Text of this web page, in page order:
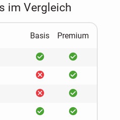
im Vergleich
Basis Premium
ja ja
nein ja
nein ja
ja ja